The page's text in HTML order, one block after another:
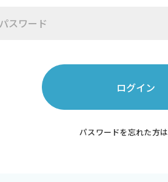
ログイン
パスワードを忘れた方は